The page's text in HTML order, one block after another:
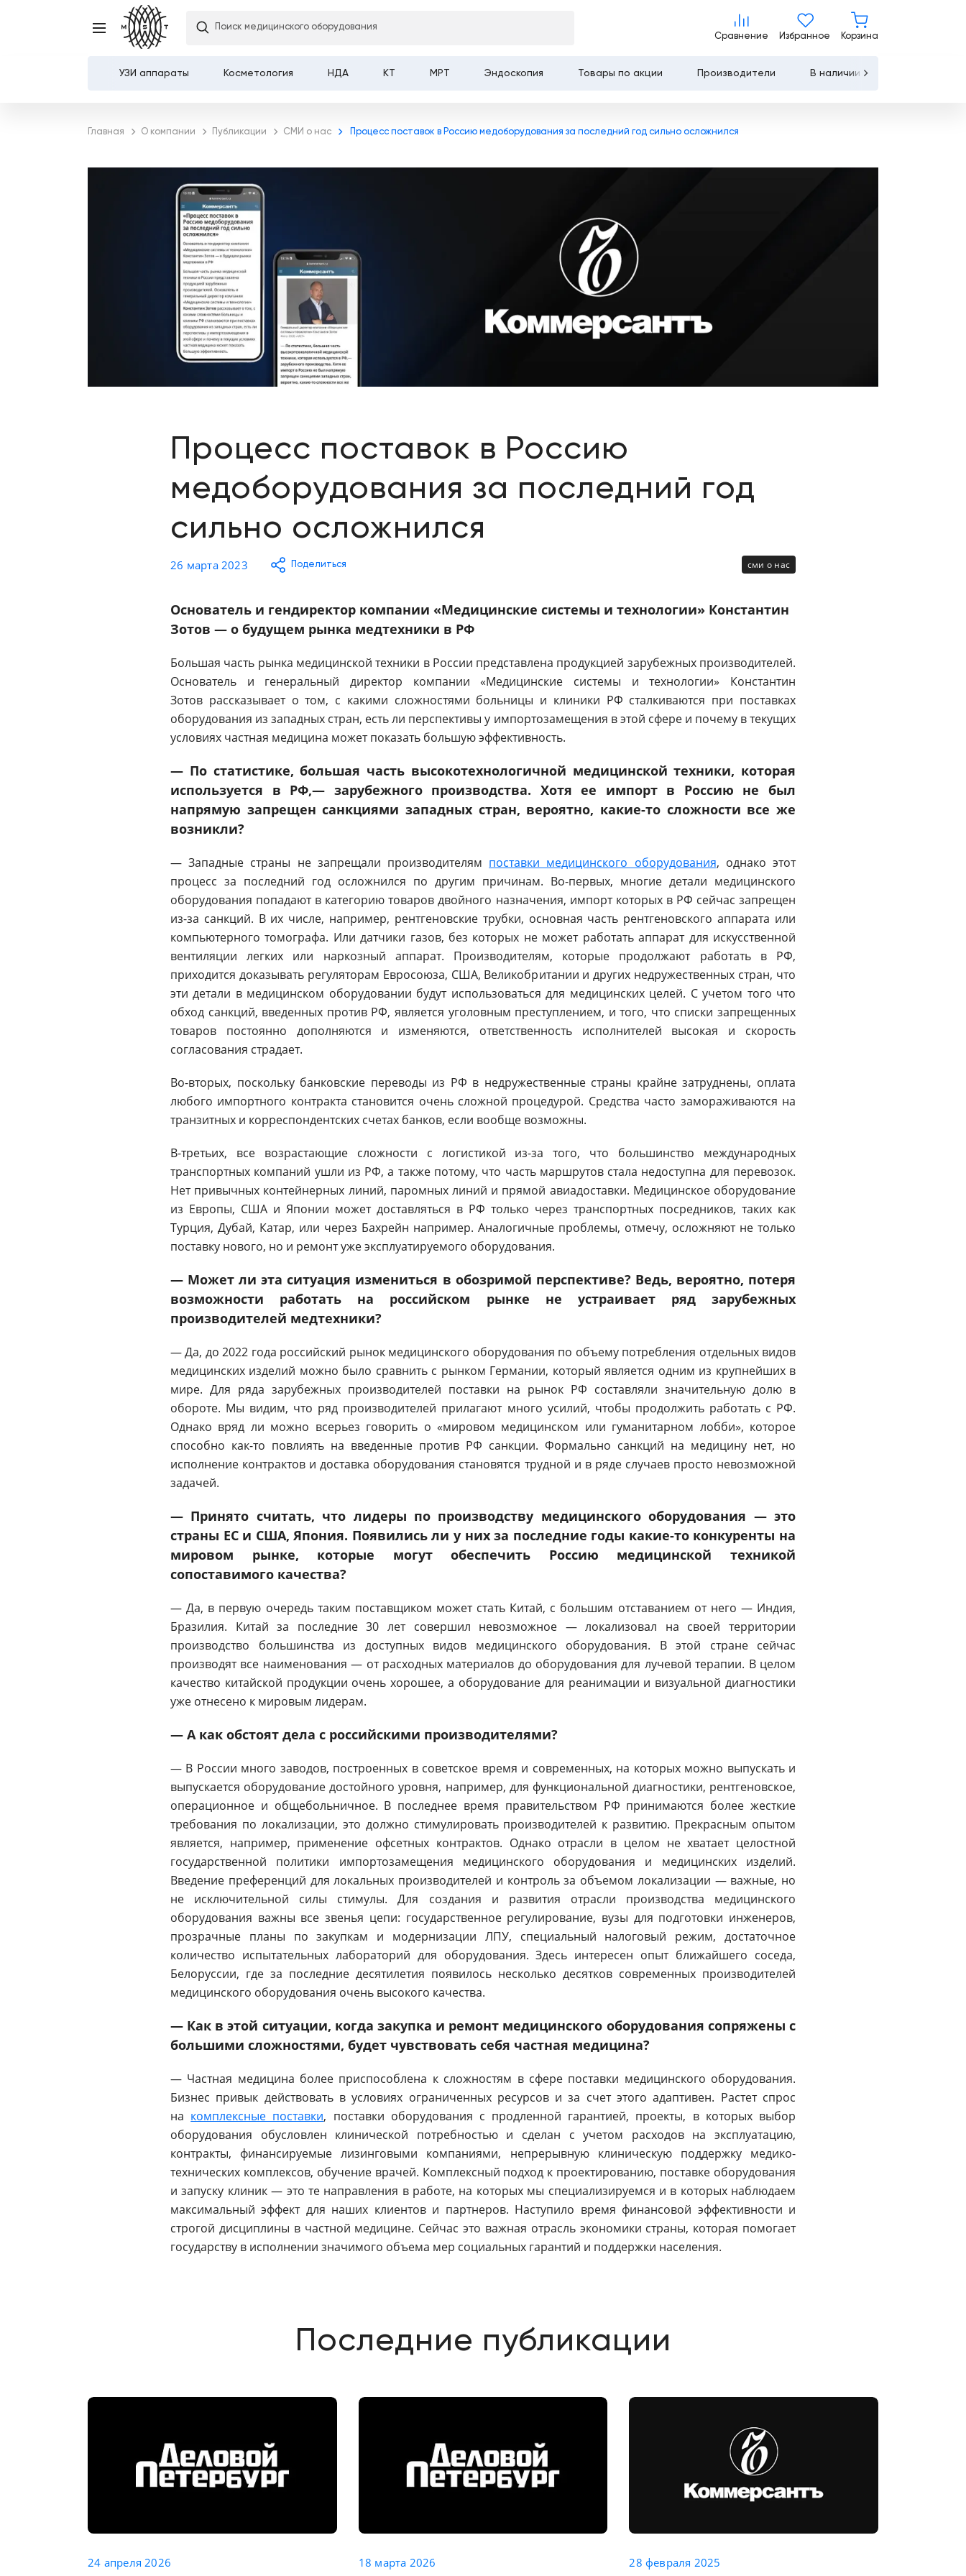
Поиск медицинского оборудования
Сравнение
Сравнение
Избранное Корзина
УЗИ аппараты Косметология НДА КТ МРТ Эндоскопия Товары по акции Производители В наличии
Главная О компании Публикации СМИ о нас Процесс поставок в Россию медоборудования за последний год сильно осложнился
Процесс поставок в Россию
медоборудования за последний год
сильно осложнился
26 марта 2023 Поделиться сми о нас
Основатель и гендиректор компании «Медицинские системы и технологии» Константин
Зотов — о будущем рынка медтехники в РФ
Большая часть рынка медицинской техники в России представлена продукцией зарубежных производителей.
Основатель и генеральный директор компании «Медицинские системы и технологии» Константин
Зотов рассказывает о том, с какими сложностями больницы и клиники РФ сталкиваются при поставках
оборудования из западных стран, есть ли перспективы у импортозамещения в этой сфере и почему в текущих
условиях частная медицина может показать большую эффективность.
— По статистике, большая часть высокотехнологичной медицинской техники, которая
используется в РФ,— зарубежного производства. Хотя ее импорт в Россию не был
напрямую запрещен санкциями западных стран, вероятно, какие-то сложности все же
возникли?
— Западные страны не запрещали производителям поставки медицинского оборудования, однако этот
процесс за последний год осложнился по другим причинам. Во-первых, многие детали медицинского
оборудования попадают в категорию товаров двойного назначения, импорт которых в РФ сейчас запрещен
из-за санкций. В их числе, например, рентгеновские трубки, основная часть рентгеновского аппарата или
компьютерного томографа. Или датчики газов, без которых не может работать аппарат для искусственной
вентиляции легких или наркозный аппарат. Производителям, которые продолжают работать в РФ,
приходится доказывать регуляторам Евросоюза, США, Великобритании и других недружественных стран, что
эти детали в медицинском оборудовании будут использоваться для медицинских целей. С учетом того что
обход санкций, введенных против РФ, является уголовным преступлением, и того, что списки запрещенных
товаров постоянно дополняются и изменяются, ответственность исполнителей высокая и скорость
согласования страдает.
Во-вторых, поскольку банковские переводы из РФ в недружественные страны крайне затруднены, оплата
любого импортного контракта становится очень сложной процедурой. Средства часто замораживаются на
транзитных и корреспондентских счетах банков, если вообще возможны.
В-третьих, все возрастающие сложности с логистикой из-за того, что большинство международных
транспортных компаний ушли из РФ, а также потому, что часть маршрутов стала недоступна для перевозок.
Нет привычных контейнерных линий, паромных линий и прямой авиадоставки. Медицинское оборудование
из Европы, США и Японии может доставляться в РФ только через транспортных посредников, таких как
Турция, Дубай, Катар, или через Бахрейн например. Аналогичные проблемы, отмечу, осложняют не только
поставку нового, но и ремонт уже эксплуатируемого оборудования.
— Может ли эта ситуация измениться в обозримой перспективе? Ведь, вероятно, потеря
возможности работать на российском рынке не устраивает ряд зарубежных
производителей медтехники?
— Да, до 2022 года российский рынок медицинского оборудования по объему потребления отдельных видов
медицинских изделий можно было сравнить с рынком Германии, который является одним из крупнейших в
мире. Для ряда зарубежных производителей поставки на рынок РФ составляли значительную долю в
обороте. Мы видим, что ряд производителей прилагают много усилий, чтобы продолжить работать с РФ.
Однако вряд ли можно всерьез говорить о «мировом медицинском или гуманитарном лобби», которое
способно как-то повлиять на введенные против РФ санкции. Формально санкций на медицину нет, но
исполнение контрактов и доставка оборудования становятся трудной и в ряде случаев просто невозможной
задачей.
— Принято считать, что лидеры по производству медицинского оборудования — это
страны ЕС и США, Япония. Появились ли у них за последние годы какие-то конкуренты на
мировом рынке, которые могут обеспечить Россию медицинской техникой
сопоставимого качества?
— Да, в первую очередь таким поставщиком может стать Китай, с большим отставанием от него — Индия,
Бразилия. Китай за последние 30 лет совершил невозможное — локализовал на своей территории
производство большинства из доступных видов медицинского оборудования. В этой стране сейчас
производят все наименования — от расходных материалов до оборудования для лучевой терапии. В целом
качество китайской продукции очень хорошее, а оборудование для реанимации и визуальной диагностики
уже отнесено к мировым лидерам.
— А как обстоят дела с российскими производителями?
— В России много заводов, построенных в советское время и современных, на которых можно выпускать и
выпускается оборудование достойного уровня, например, для функциональной диагностики, рентгеновское,
операционное и общебольничное. В последнее время правительством РФ принимаются более жесткие
требования по локализации, это должно стимулировать производителей к развитию. Прекрасным опытом
является, например, применение офсетных контрактов. Однако отрасли в целом не хватает целостной
государственной политики импортозамещения медицинского оборудования и медицинских изделий.
Введение преференций для локальных производителей и контроль за объемом локализации — важные, но
не исключительной силы стимулы. Для создания и развития отрасли производства медицинского
оборудования важны все звенья цепи: государственное регулирование, вузы для подготовки инженеров,
прозрачные планы по закупкам и модернизации ЛПУ, специальный налоговый режим, достаточное
количество испытательных лабораторий для оборудования. Здесь интересен опыт ближайшего соседа,
Белоруссии, где за последние десятилетия появилось несколько десятков современных производителей
медицинского оборудования очень высокого качества.
— Как в этой ситуации, когда закупка и ремонт медицинского оборудования сопряжены с
большими сложностями, будет чувствовать себя частная медицина?
— Частная медицина более приспособлена к сложностям в сфере поставки медицинского оборудования.
Бизнес привык действовать в условиях ограниченных ресурсов и за счет этого адаптивен. Растет спрос
на комплексные поставки, поставки оборудования с продленной гарантией, проекты, в которых выбор
оборудования обусловлен клинической потребностью и сделан с учетом расходов на эксплуатацию,
контракты, финансируемые лизинговыми компаниями, непрерывную клиническую поддержку медико-
технических комплексов, обучение врачей. Комплексный подход к проектированию, поставке оборудования
и запуску клиник — это те направления в работе, на которых мы специализируемся и в которых наблюдаем
максимальный эффект для наших клиентов и партнеров. Наступило время финансовой эффективности и
строгой дисциплины в частной медицине. Сейчас это важная отрасль экономики страны, которая помогает
государству в исполнении значимого объема мер социальных гарантий и поддержки населения.
Последние публикации
24 апреля 2026
Запад-Восток: как меняются акценты в области медицинского
18 марта 2026
Новая эра в
28 февраля 2025